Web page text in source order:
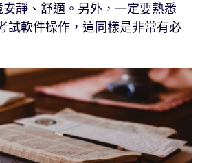
靜、舒適。另外，一定要熟悉
試軟件操作，這同樣是非常有必